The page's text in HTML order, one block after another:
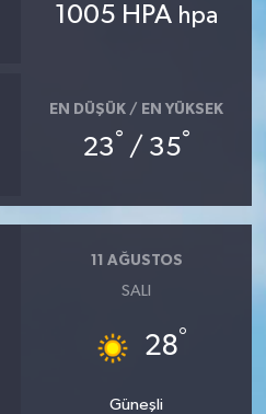
1005 HPA hpa
EN DÜŞÜK / EN YÜKSEK
23° / 35°
11 AĞUSTOS
SALI
28°
Güneşli